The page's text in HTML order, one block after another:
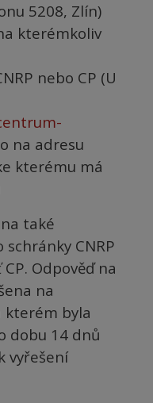
5208, Zlín)
kterémkoliv
nebo CP (U
na adresu
kterému má
také
CNRP
Odpověď na
na
kterém byla
dobu 14 dnů
vyřešení